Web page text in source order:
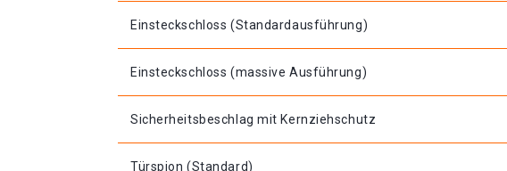
Einsteckschloss (Standardausführung)
Einsteckschloss (massive Ausführung)
Sicherheitsbeschlag mit Kernziehschutz
Türspion (Standard)